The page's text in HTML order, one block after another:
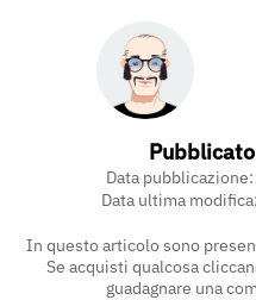
Data pubblicazione:
Data ultima modifica:
In questo articolo sono
Se acquisti qualcosa
guadagnare una